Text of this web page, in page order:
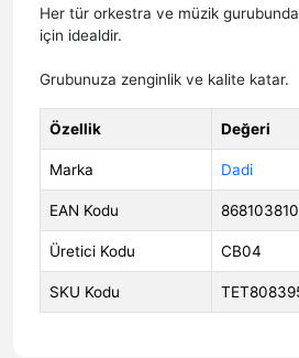
Her tür orkestra ve müzik
için idealdir.
Grubunuza zenginlik ve kalite katar.
Özellik Değeri
Marka Dadi
EAN Kodu
Üretici Kodu CB04
SKU Kodu